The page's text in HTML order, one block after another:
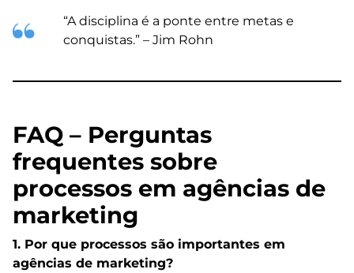
“A disciplina é a ponte entre metas e
conquistas.” – Jim Rohn
FAQ – Perguntas
frequentes sobre
processos em agências de
marketing
1. Por que processos são importantes em
agências de marketing?